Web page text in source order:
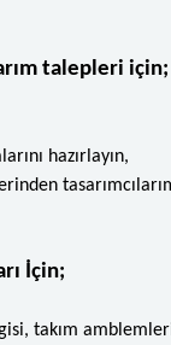
talepleri için;
hazırlayın,
İçin;
takım